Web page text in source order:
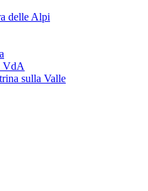
delle Alpi
VdA
sulla Valle